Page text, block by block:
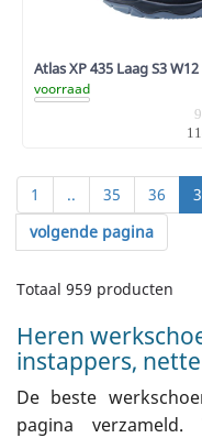
Atlas XP 435 Laag S3 W12
voorraad
1 .. 35 36
volgende pagina
Totaal 959 producten
Heren
instappers,
De beste
pagina verzameld.